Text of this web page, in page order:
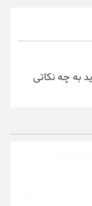
به چه نکاتی